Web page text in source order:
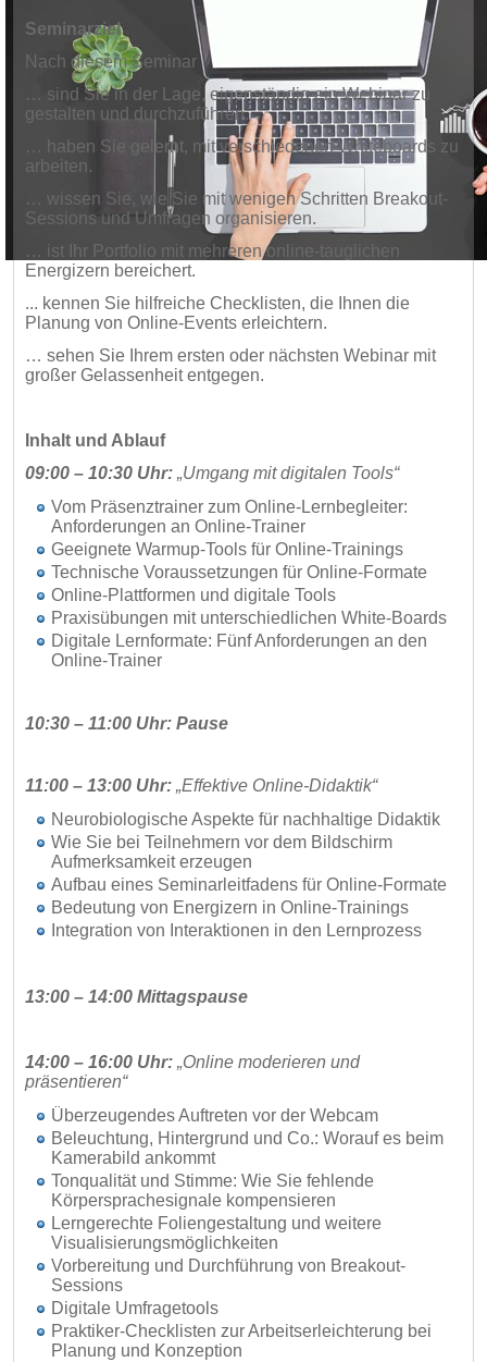
Seminarziel
Nach diesem Seminar
… sind Sie in der Lage, eigenständig ein Webinar zu
gestalten und durchzuführen.
… haben Sie gelernt, mit verschiedenen Whiteboards zu
arbeiten.
… wissen Sie, wie Sie mit wenigen Schritten Breakout-
Sessions und Umfragen organisieren.
… ist Ihr Portfolio mit mehreren online-tauglichen
Energizern bereichert.
... kennen Sie hilfreiche Checklisten, die Ihnen die
Planung von Online-Events erleichtern.
… sehen Sie Ihrem ersten oder nächsten Webinar mit
großer Gelassenheit entgegen.
Inhalt und Ablauf
09:00 – 10:30 Uhr:„Umgang mit digitalen Tools“
Vom Präsenztrainer zum Online-Lernbegleiter:
Anforderungen an Online-Trainer
Geeignete Warmup-Tools für Online-Trainings
Technische Voraussetzungen für Online-Formate
Online-Plattformen und digitale Tools
Praxisübungen mit unterschiedlichen White-Boards
Digitale Lernformate: Fünf Anforderungen an den
Online-Trainer
10:30 – 11:00 Uhr: Pause
11:00 – 13:00 Uhr: „Effektive Online-Didaktik“
Neurobiologische Aspekte für nachhaltige Didaktik
Wie Sie bei Teilnehmern vor dem Bildschirm
Aufmerksamkeit erzeugen
Aufbau eines Seminarleitfadens für Online-Formate
Bedeutung von Energizern in Online-Trainings
Integration von Interaktionen in den Lernprozess
13:00 – 14:00 Mittagspause
14:00 – 16:00 Uhr:„Online moderieren und
präsentieren“
Überzeugendes Auftreten vor der Webcam
Beleuchtung, Hintergrund und Co.: Worauf es beim
Kamerabild ankommt
Tonqualität und Stimme: Wie Sie fehlende
Körpersprachesignale kompensieren
Lerngerechte Foliengestaltung und weitere
Visualisierungsmöglichkeiten
Vorbereitung und Durchführung von Breakout-
Sessions
Digitale Umfragetools
Praktiker-Checklisten zur Arbeitserleichterung bei
Planung und Konzeption